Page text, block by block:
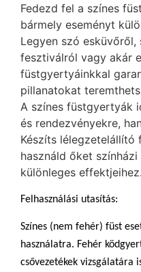
Fedezd fel a színes
bármely eseményt
Legyen szó
fesztiválról vagy akár
füstgyertyáinkkal
pillanatokat
A színes füstgyertyák
és rendezvényekre,
Készíts
használd őket
különleges effektjeihez.
Felhasználási utasítás:
Színes (nem fehér) füst
használatra. Fehér
csővezetékek vizsgálatára